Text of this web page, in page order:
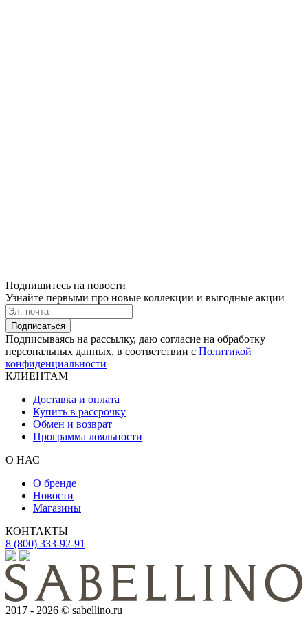
Подпишитесь на новости
Узнайте первыми про новые коллекции и выгодные акции
Подписаться
Подписываясь на рассылку, даю согласие на обработку
персональных данных, в соответствии с Политикой
конфиденциальности
КЛИЕНТАМ
Доставка и оплата
Купить в рассрочку
Обмен и возврат
Программа лояльности
О НАС
О бренде
Новости
Магазины
КОНТАКТЫ
8 (800) 333-92-91
2017 - 2026 © sabellino.ru